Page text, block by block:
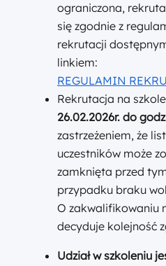
ograniczona,
się zgodnie z
rekrutacji
linkiem:
REGULAMIN
Rekrutacja na
26.02.2026r. do
zastrzeżeniem, że
uczestników może
zamknięta przed
przypadku braku
O zakwalifikowaniu
decyduje kolejność
Udział w szkoleniu